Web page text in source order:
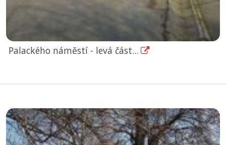
Palackého náměstí - levá část...